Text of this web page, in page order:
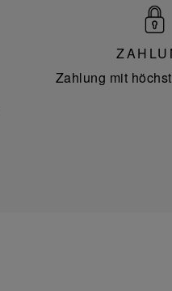
Zahlung mit